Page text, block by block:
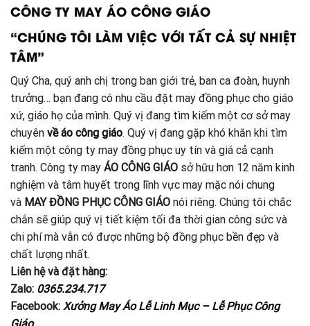
CÔNG TY MAY ÁO CÔNG GIÁO
“CHÚNG TÔI LÀM VIỆC VỚI TẤT CẢ SỰ NHIỆT
TÂM”
Quý Cha, quý anh chị trong ban giới trẻ, ban ca đoàn, huynh
trưởng… bạn đang có nhu cầu đặt may đồng phục cho giáo
xứ, giáo họ của mình. Quý vị đang tìm kiếm một cơ sở may
chuyên về áo công giáo. Quý vị đang gặp khó khăn khi tìm
kiếm một công ty may đồng phục uy tín và giá cả cạnh
tranh. Công ty may ÁO CÔNG GIÁO sở hữu hơn 12 năm kinh
nghiệm và tâm huyết trong lĩnh vực may mặc nói chung
và MAY ĐỒNG PHỤC CÔNG GIÁO nói riêng. Chúng tôi chắc
chắn sẽ giúp quý vị tiết kiệm tối đa thời gian công sức và
chi phí mà vẫn có được những bộ đồng phục bền đẹp và
chất lượng nhất.
Liên hệ và đặt hàng:
Zalo: 0365.234.717
Facebook: Xưởng May Áo Lễ Linh Mục – Lễ Phục Công
Giáo